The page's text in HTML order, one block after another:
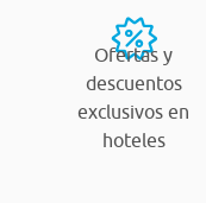
Ofertas y
descuentos
exclusivos en
hoteles